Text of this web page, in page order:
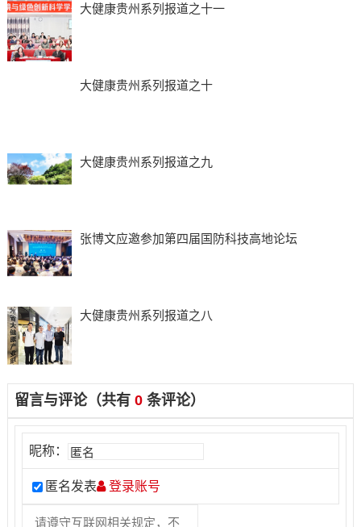
大健康贵州系列报道之十一
大健康贵州系列报道之十
大健康贵州系列报道之九
张博文应邀参加第四届国防科技高地论坛
大健康贵州系列报道之八
留言与评论（共有 0条评论）
昵称：
匿名发表 登录账号